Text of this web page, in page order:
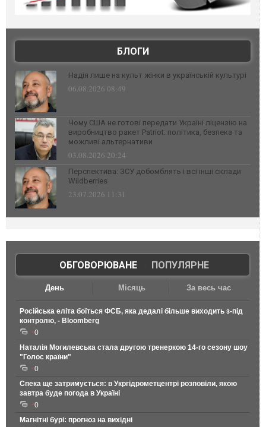
БЛОГИ
Надія лише на культ жінки в українській культурі
06.08.2026 08:49
Чому США не готові передати Україні ліцензію на
виробництво ракет Patriot: політика, безпека та
можливі альтернативи
03.08.2026 20:24
Перспектива: ЗСУ добомблять і всі інші склади
Wildberries
23.07.2026 11:31
ОБГОВОРЮВАНЕ| ПОПУЛЯРНЕ
День Місяць За весь час
Російська еліта боїться ФСБ, яка дедалі більше виходить з-під
контролю, - Bloomberg
0
Наталія Могилевська стала другою тренеркою 14-го сезону шоу
"Голос країни"
0
Спека ще затримується: в Укргідрометцентрі розповіли, якою
завтра буде погода в Україні
0
Магнітні бурі: прогноз на вихідні